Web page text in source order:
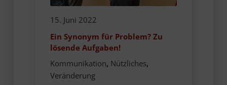
15. Juni 2022
Ein Synonym für Problem? Zu
lösende Aufgaben!
Kommunikation, Nützliches,
Veränderung